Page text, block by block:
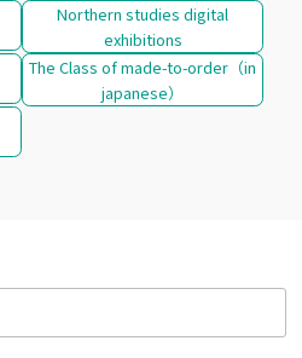
Northern studies digital
exhibitions
The Class of made-to-order（in
japanese）